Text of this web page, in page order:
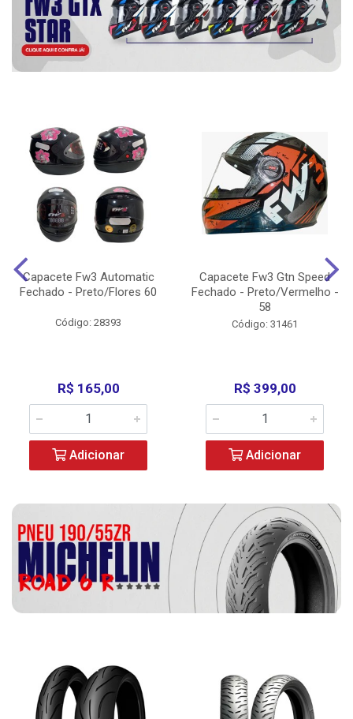
Capacete Fw3 Automatic
Fechado - Preto/Flores 60
Código: 28393
R$ 165,00
Adicionar
Capacete Fw3 Gtn Speed
Fechado - Preto/Vermelho -
58
Código: 31461
R$ 399,00
Adicionar